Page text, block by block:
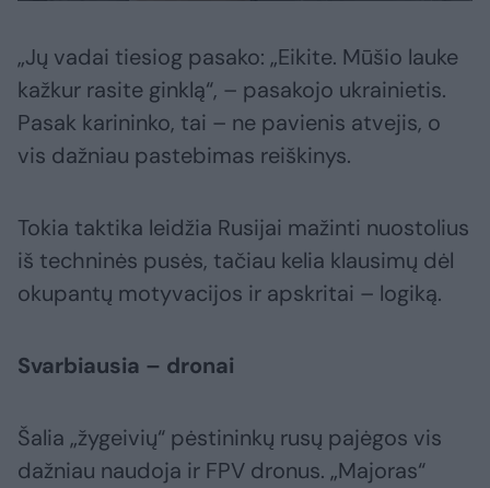
„Jų vadai tiesiog pasako: „Eikite. Mūšio lauke
kažkur rasite ginklą“, – pasakojo ukrainietis.
Pasak karininko, tai – ne pavienis atvejis, o
vis dažniau pastebimas reiškinys.
Tokia taktika leidžia Rusijai mažinti nuostolius
iš techninės pusės, tačiau kelia klausimų dėl
okupantų motyvacijos ir apskritai – logiką.
Svarbiausia – dronai
Šalia „žygeivių“ pėstininkų rusų pajėgos vis
dažniau naudoja ir FPV dronus. „Majoras“